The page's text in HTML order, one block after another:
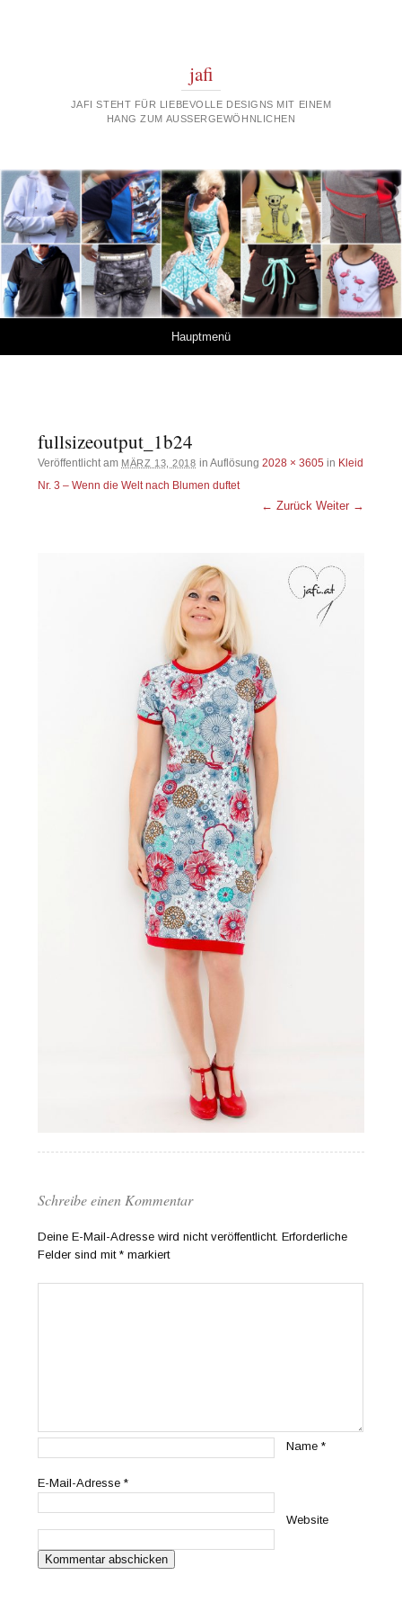
jafi
JAFI STEHT FÜR LIEBEVOLLE DESIGNS MIT EINEM
HANG ZUM AUSSERGEWÖHNLICHEN
Hauptmenü
fullsizeoutput_1b24
Veröffentlicht am MÄRZ 13, 2018 in Auflösung 2028 × 3605 in Kleid
Nr. 3 – Wenn die Welt nach Blumen duftet
← Zurück Weiter →
Schreibe einen Kommentar
Deine E-Mail-Adresse wird nicht veröffentlicht. Erforderliche
Felder sind mit* markiert
Name*
E-Mail-Adresse*
Website